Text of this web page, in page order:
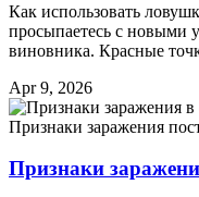
Как использовать
просыпаетесь с новыми
виновника. Красные
Apr 9, 2026
Признаки заражения
Признаки